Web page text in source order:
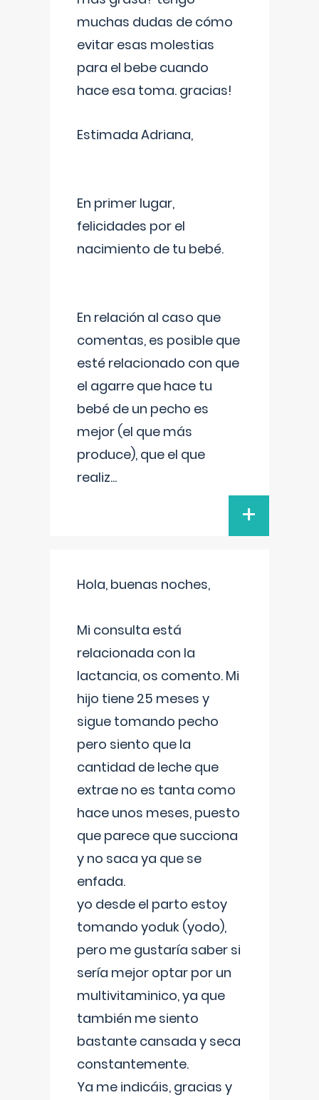
muchas dudas de cómo
evitar esas molestias
para el bebe cuando
hace esa toma. gracias!
Estimada Adriana,
En primer lugar,
felicidades por el
nacimiento de tu bebé.
En relación al caso que
comentas, es posible que
esté relacionado con que
el agarre que hace tu
bebé de un pecho es
mejor (el que más
produce), que el que
realiz...
+
Hola, buenas noches,
Mi consulta está
relacionada con la
lactancia, os comento. Mi
hijo tiene 25 meses y
sigue tomando pecho
pero siento que la
cantidad de leche que
extrae no es tanta como
hace unos meses, puesto
que parece que succiona
y no saca ya que se
enfada.
yo desde el parto estoy
tomando yoduk (yodo),
pero me gustaría saber si
sería mejor optar por un
multivitaminico, ya que
también me siento
bastante cansada y seca
constantemente.
Ya me indicáis, gracias y